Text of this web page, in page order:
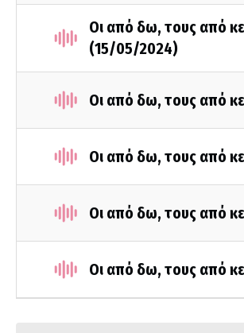
Οι από δω, τους από
(15/05/2024)
Οι από δω, τους από
Οι από δω, τους από
Οι από δω, τους από
Οι από δω, τους από